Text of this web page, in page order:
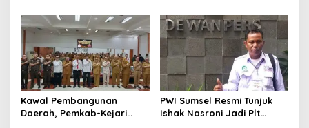
Kelola Keuangan
Kawal Pembangunan
Daerah, Pemkab-Kejari
PWI Sumsel Resmi Tunjuk
Ishak Nasroni Jadi Plt